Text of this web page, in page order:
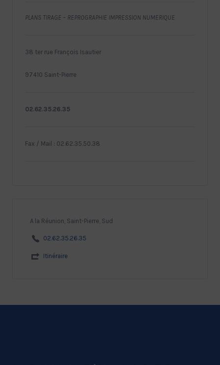
PLANS TIRAGE – REPROGRAPHIE IMPRESSION NUMERIQUE
38 ter rue François Isautier
97410 Saint-Pierre
02.62.35.26.35
Fax / Mail : 02.62.35.50.38
A la Réunion, Saint-Pierre, Sud
02.62.35.26.35
Itinéraire